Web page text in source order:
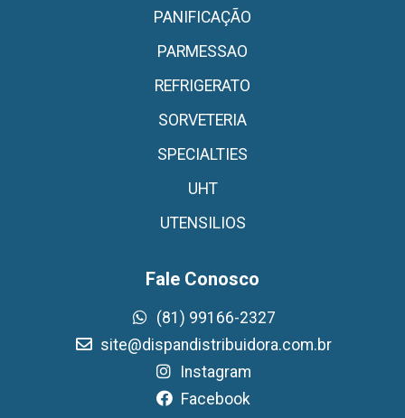
PANIFICAÇÃO
PARMESSAO
REFRIGERATO
SORVETERIA
SPECIALTIES
UHT
UTENSILIOS
Fale Conosco
(81) 99166-2327
site@dispandistribuidora.com.br
Instagram
Facebook